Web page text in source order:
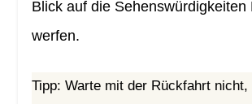
Blick auf die Sehenswürdigkeiten
werfen.
Tipp: Warte mit der Rückfahrt nicht,